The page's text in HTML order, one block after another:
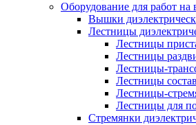
Оборудование для работ на
Вышки
Лестницы
Лестницы
Лестницы
Лестницы-
Лестницы
Лестницы-
Лестницы для
Стремянки